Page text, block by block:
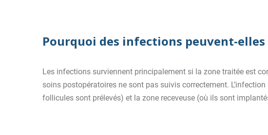
Pourquoi des infections peuvent-
Les infections surviennent principalement si la zone traitée est
soins postopératoires ne sont pas suivis correctement.
follicules sont prélevés) et la zone receveuse (où ils sont